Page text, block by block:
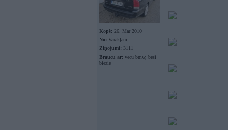
Kopš: 26. Mar 2010
No: Varakļāni
Ziņojumi: 3111
Braucu ar: vecu bmw, besī
biezie